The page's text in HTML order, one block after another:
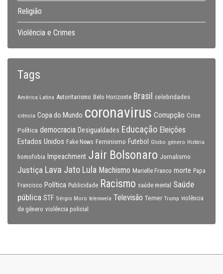
Religião
Violência e Crimes
Tags
América Latina Autoritarismo Belo Horizonte Brasil celebridades
ciência Copa do Mundo coronavirus Corrupção Crise
Política democracia Desigualdades Educação Eleições
Estados Unidos Fake News Feminismo Futebol Globo gênero História
homofobia Impeachment Jair Bolsonaro Jornalismo
Justiça Lava Jato Lula Machismo Marielle Franco morte Papa
Francisco Política Publicidade Racismo saúde mental
Saúde
pública STF Sérgio Moro telenovela Televisão Temer Trump violência
de gênero violência policial